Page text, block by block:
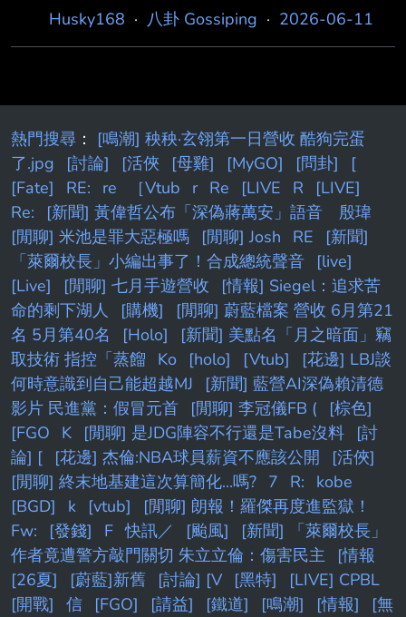
滿意了。 因為家裡住"板橋"， 爸爸希望正妹女
學的感覺， 而且板橋到三峽也不遠。 現在北大
和北科大電機要選一個， 都算不錯的學校，但
表姐和表姐夫都有理由， 只好來問廣大鄉民。
北大電機vs北科大電機 新北女生選哪個? --
Husky168 · 八卦 Gossiping · 2026-06-11
熱門搜尋 ： [鳴潮] 秧秧·玄翎第一日營收 酷狗完蛋
了.jpg
[討論] [活俠 [母雞] [MyGO] [問卦]
[
[Fate]
RE: re ［Vtub r Re [LIVE R
[LIVE]
Re:
[新聞] 黃偉哲公布「深偽蔣萬安」語音 殷瑋
[閒聊] 米池是罪大惡極嗎
[閒聊] Josh RE
[新聞]
「萊爾校長」小編出事了！合成總統聲音
[live]
[Live]
[閒聊] 七月手遊營收
[情報] Siegel：追求苦
命的剩下湖人
[購機]
[閒聊] 蔚藍檔案 營收 6月第21
名 5月第40名
[Holo]
[新聞] 美點名「月之暗面」竊
取技術 指控「蒸餾
Ko [holo] [Vtub]
[花邊] LBJ談
何時意識到自己能超越MJ
[新聞] 藍營AI深偽賴清德
影片 民進黨：假冒元首
[閒聊] 李冠儀FB (
[棕色]
[FGO
K [閒聊] 是JDG陣容不行還是Tabe沒料
[討
論] [
[花邊] 杰倫:NBA球員薪資不應該公開
[活俠]
[閒聊] 終末地基建這次算簡化...嗎? 7 R:
kobe
[BGD]
k [vtub]
[閒聊] 朗報！羅傑再度進監獄！
Fw:
[發錢] F 快訊／ [颱風]
[新聞] 「萊爾校長」
作者竟遭警方敲門關切 朱立立倫：傷害民主
[情報
[26夏]
[蔚藍]新舊 [討論] [V [黑特]
[LIVE] CPBL
[開戰]
信 [FGO] [請益] [鐵道] [鳴潮] [情報]
[無